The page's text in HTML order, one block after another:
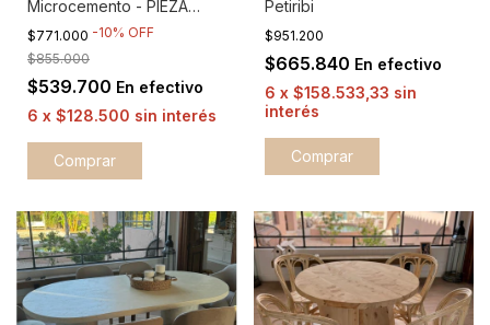
Microcemento - PIEZA
ÚNICA EN STOCK
$771.000 -10% OFF
$855.000
$539.700 En efectivo
6 x $128.500 sin interés
Petiribi
$951.200
$665.840 En efectivo
6 x $158.533,33 sin
interés
Comprar